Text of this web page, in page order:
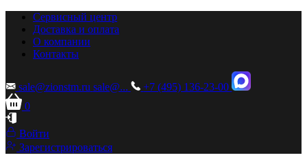
Сервисный центр
Доставка и оплата
О компании
Контакты
sale@zionstm.ru sale@...
+7 (495) 136-23-00
0
Войти
Зарегистрироваться